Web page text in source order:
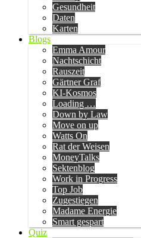
Gesundheit
Daten
Karten
Blogs
Emma Amour
Nachtschicht
Rauszeit
Gärtner Graf
KI-Kosmos
Loading …
Down by Law
Move on up
Watts On
Rat der Weisen
MoneyTalks
Sektenblog
Work in Progress
Top Job
Zugestiegen
Madame Energie
Smart gespart
Quiz